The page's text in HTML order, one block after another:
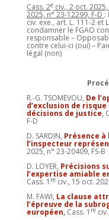
Cass. 2eciv., 2 oct. 2025,
2025, n° 23-12299, F-D :
civ. exe., art. L. 111-2 et
condamner le FGAO
responsable –
contre celui-ci (oui) –
légal (non)
R.-G. TSOMEVOU, De
d’exclusion de
décisions de justice,
F-D
D. SARDIN, Présence
l’inspecteur
2025, n° 23-20409, FS-B
D. LOYER, Précisions
l’expertise amiable
Cass. 1 reciv., 15 oct.
M. FAWI, La clause
l’épreuve de la
européen, Cass. 1 re